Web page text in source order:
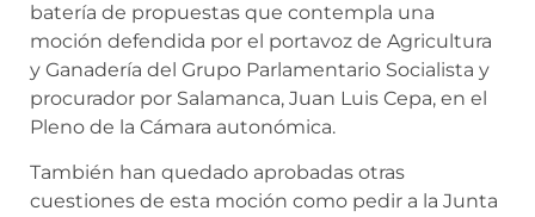
batería de propuestas que contempla una
moción defendida por el portavoz de Agricultura
y Ganadería del Grupo Parlamentario Socialista y
procurador por Salamanca, Juan Luis Cepa, en el
Pleno de la Cámara autonómica.
También han quedado aprobadas otras
cuestiones de esta moción como pedir a la Junta